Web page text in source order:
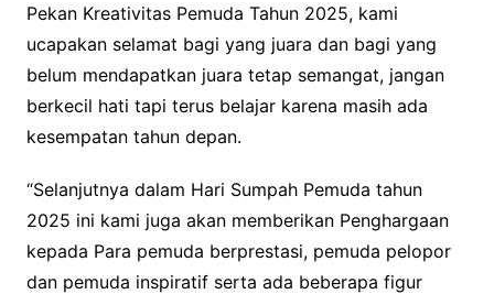
Pekan Kreativitas Pemuda Tahun 2025, kami
ucapakan selamat bagi yang juara dan bagi yang
belum mendapatkan juara tetap semangat, jangan
berkecil hati tapi terus belajar karena masih ada
kesempatan tahun depan.
“Selanjutnya dalam Hari Sumpah Pemuda tahun
2025 ini kami juga akan memberikan Penghargaan
kepada Para pemuda berprestasi, pemuda pelopor
dan pemuda inspiratif serta ada beberapa figur